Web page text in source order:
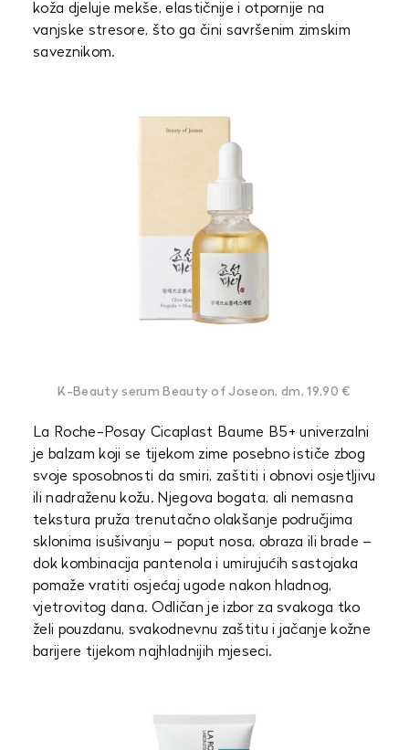
koža djeluje mekše, elastičnije i otpornije na
vanjske stresore, što ga čini savršenim zimskim
saveznikom.
K-Beauty serum Beauty of Joseon, dm, 19,90 €
La Roche-Posay Cicaplast Baume B5+ univerzalni
je balzam koji se tijekom zime posebno ističe zbog
svoje sposobnosti da smiri, zaštiti i obnovi osjetljivu
ili nadraženu kožu. Njegova bogata, ali nemasna
tekstura pruža trenutačno olakšanje područjima
sklonima isušivanju – poput nosa, obraza ili brade –
dok kombinacija pantenola i umirujućih sastojaka
pomaže vratiti osjećaj ugode nakon hladnog,
vjetrovitog dana. Odličan je izbor za svakoga tko
želi pouzdanu, svakodnevnu zaštitu i jačanje kožne
barijere tijekom najhladnijih mjeseci.